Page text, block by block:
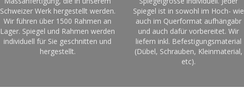
Schweizer Werk hergestellt werden.
Wir führen über 1500 Rahmen an
Lager. Spiegel und Rahmen werden
individuell für Sie geschnitten und
hergestellt.
Spiegel ist in sowohl im Hoch- wie
auch im Querformat aufhängabr
und auch dafür vorbereitet. Wir
liefern inkl. Befestigungsmaterial
(Dübel, Schrauben, Kleinmaterial,
etc).